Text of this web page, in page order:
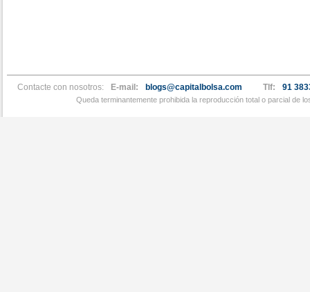
Contacte con nosotros: E-mail: blogs@capitalbolsa.com Tlf: 91
Queda terminantemente prohibida la reproducción total o parcial de